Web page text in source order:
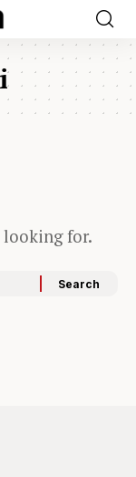
looking for.